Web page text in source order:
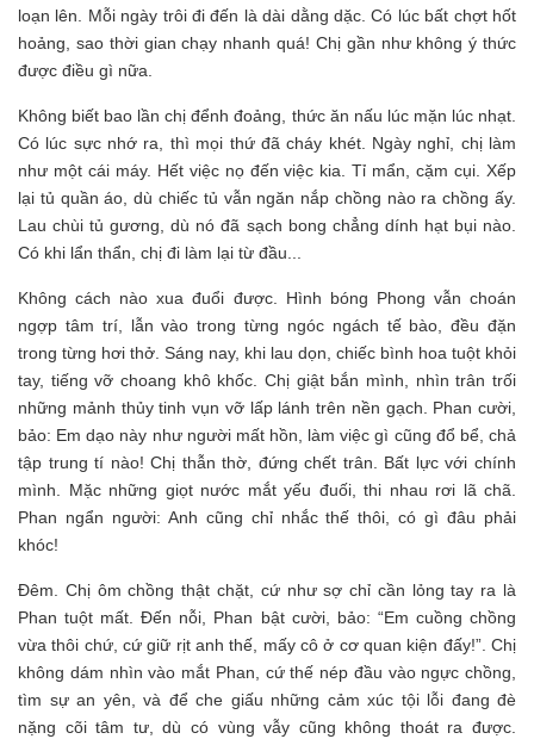
loạn lên. Mỗi ngày trôi đi đến là dài dằng dặc. Có lúc bất chợt hốt
hoảng, sao thời gian chạy nhanh quá! Chị gần như không ý thức
được điều gì nữa.
Không biết bao lần chị đểnh đoảng, thức ăn nấu lúc mặn lúc nhạt.
Có lúc sực nhớ ra, thì mọi thứ đã cháy khét. Ngày nghỉ, chị làm
như một cái máy. Hết việc nọ đến việc kia. Tỉ mẩn, cặm cụi. Xếp
lại tủ quần áo, dù chiếc tủ vẫn ngăn nắp chồng nào ra chồng ấy.
Lau chùi tủ gương, dù nó đã sạch bong chẳng dính hạt bụi nào.
Có khi lẩn thẩn, chị đi làm lại từ đầu...
Không cách nào xua đuổi được. Hình bóng Phong vẫn choán
ngợp tâm trí, lẫn vào trong từng ngóc ngách tế bào, đều đặn
trong từng hơi thở. Sáng nay, khi lau dọn, chiếc bình hoa tuột khỏi
tay, tiếng vỡ choang khô khốc. Chị giật bắn mình, nhìn trân trối
những mảnh thủy tinh vụn vỡ lấp lánh trên nền gạch. Phan cười,
bảo: Em dạo này như người mất hồn, làm việc gì cũng đổ bể, chả
tập trung tí nào! Chị thẫn thờ, đứng chết trân. Bất lực với chính
mình. Mặc những giọt nước mắt yếu đuối, thi nhau rơi lã chã.
Phan ngẩn người: Anh cũng chỉ nhắc thế thôi, có gì đâu phải
khóc!
Đêm. Chị ôm chồng thật chặt, cứ như sợ chỉ cần lỏng tay ra là
Phan tuột mất. Đến nỗi, Phan bật cười, bảo: “Em cuồng chồng
vừa thôi chứ, cứ giữ rịt anh thế, mấy cô ở cơ quan kiện đấy!”. Chị
không dám nhìn vào mắt Phan, cứ thế nép đầu vào ngực chồng,
tìm sự an yên, và để che giấu những cảm xúc tội lỗi đang đè
nặng cõi tâm tư, dù có vùng vẫy cũng không thoát ra được.